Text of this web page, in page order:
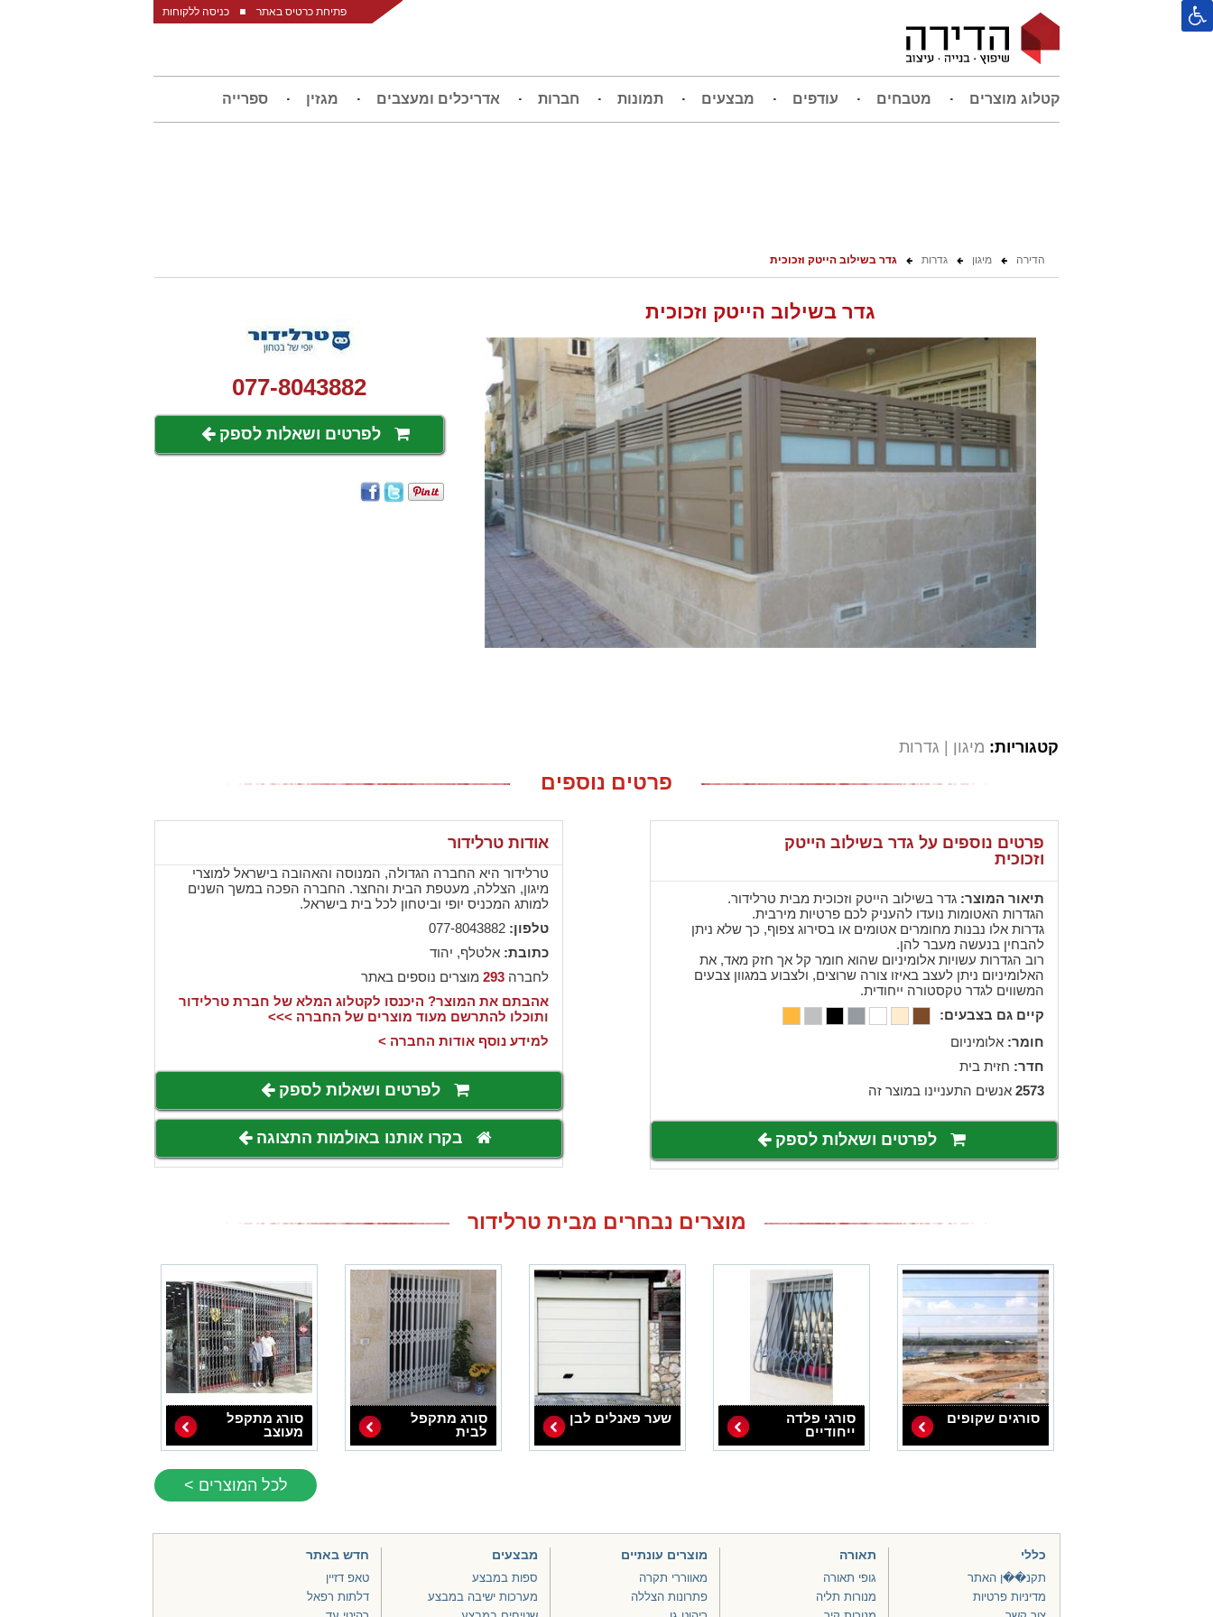
פתיחת כרטיס באתר כניסה ללקוחות
קטלוג מוצרים מטבחים עודפים מבצעים תמונות חברות אדריכלים ומעצבים מגזין ספרייה
הדירה מיגון גדרות גדר בשילוב הייטק וזכוכית
גדר בשילוב הייטק וזכוכית
077-8043882
לפרטים ושאלות לספק
קטגוריות: מיגון גדרות
פרטים נוספים
פרטים נוספים על גדר בשילוב הייטק
וזכוכית
תיאור המוצר: גדר בשילוב הייטק וזכוכית מבית טרלידור.
הגדרות האטומות נועדו להעניק לכם פרטיות מירבית.
גדרות אלו נבנות מחומרים אטומים או בסירוג צפוף, כך שלא ניתן
להבחין בנעשה מעבר להן.
רוב הגדרות עשויות אלומיניום שהוא חומר קל אך חזק מאד, את
האלומיניום ניתן לעצב באיזו צורה שרוצים, ולצבוע במגוון צבעים
המשווים לגדר טקסטורה ייחודית.
קיים גם בצבעים:
חומר: אלומיניום
חדר: חזית בית
2573 אנשים התעניינו במוצר זה
לפרטים ושאלות לספק
אודות טרלידור
טרלידור היא החברה הגדולה, המנוסה והאהובה בישראל למוצרי
מיגון, הצללה, מעטפת הבית והחצר. החברה הפכה במשך השנים
למותג המכניס יופי וביטחון לכל בית בישראל.
טלפון:077-8043882
כתובת:אלטלף, יהוד
לחברה293 מוצרים נוספים באתר
אהבתם את המוצר? היכנסו לקטלוג המלא של חברת טרלידור
ותוכלו להתרשם מעוד מוצרים של החברה >>>
למידע נוסף אודות החברה >
לפרטים ושאלות לספק
בקרו אותנו באולמות התצוגה
מוצרים נבחרים מבית טרלידור
סורגים שקופים
סורגי פלדה
ייחודיים
שער פאנלים לבן
סורג מתקפל
לבית
סורג מתקפל
מעוצב
לכל המוצרים >
כללי
תקנ��ן האתר
מדיניות פרטיות
תאורה
גופי תאורה
מנורות תליה
מוצרים עונתיים
מאווררי תקרה
פתרונות הצללה
מבצעים
ספות במבצע
מערכות ישיבה במבצע
חדש באתר
טאפ דזיין
דלתות רפאל